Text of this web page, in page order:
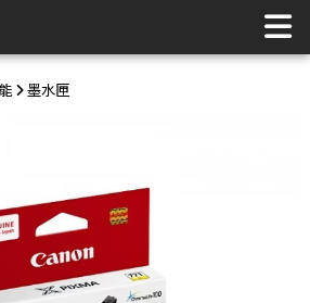
廠黃色墨水匣 | 上伊美辦公用品網
墨水匣